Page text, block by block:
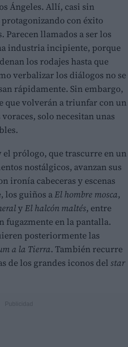
Ángeles. Allí, casi sin
con éxito
Parecen llamados a ser los
industria incipiente, porque
los rodajes hasta que
verbalizar los diálogos no se
rápidamente. Sin embargo,
que volverán a triunfar con un
solo necesitan unas
prólogo, que trascurre en un
nostálgicos, avanzan sus
ironía cabeceras y escenas
los guiños aEl hombre mosca,
yEl halcón maltés, entre
fugazmente en la pantalla.
posteriormente las
a la Tierra. También recurre
de los grandes iconos delstar